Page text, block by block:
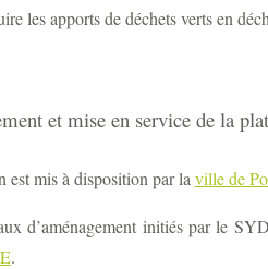
les apports de déchets verts en
et mise en service de la
est mis à disposition par la ville de
d’aménagement initiés par le
.